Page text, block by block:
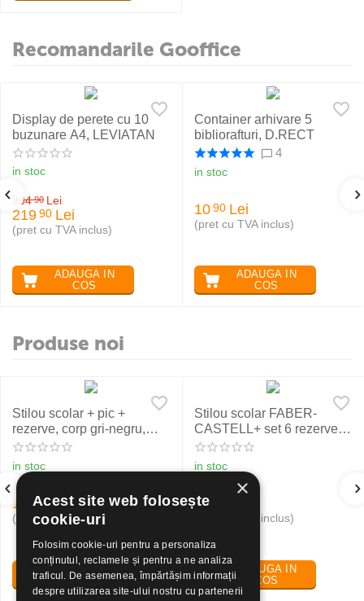
Recomandarile Gooffice
Display de perete cu 10
buzunare A4, LEVIATAN
in stoc
234 90 Lei
219 90 Lei
(pret cu TVA inclus)
ADAUGA IN
COS
Container arhivare 5
bibliorafturi, D.RECT
4
in stoc
10 90 Lei
(pret cu TVA inclus)
ADAUGA IN
COS
Produse noi
Stilou scolar + pic +
rezerve, corp gri-negru,
NXT Eberhard Faber
in stoc
19 30 Lei
(pret cu TVA inclus)
ADAUGA IN
COS
Stilou scolar FABER-
CASTELL+ set 6 rezerve,
rosu
in stoc
24
(pret cu TVA inclus)
ADAUGA IN
COS
×
Acest site web folosește
cookie-uri
Folosim cookie-uri pentru a personaliza
conținutul, reclamele și pentru a ne analiza
traficul. De asemenea, împărtășim informații
despre utilizarea site-ului nostru cu partenerii